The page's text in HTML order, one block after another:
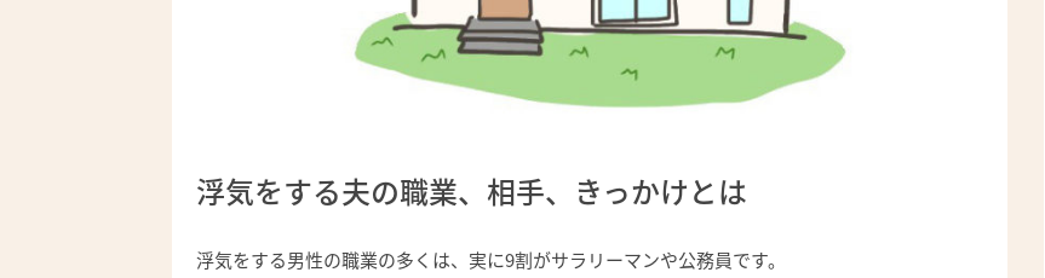
浮気をする夫の職業、相手、きっかけとは
浮気をする男性の職業の多くは、実に9割がサラリーマンや公務員です。